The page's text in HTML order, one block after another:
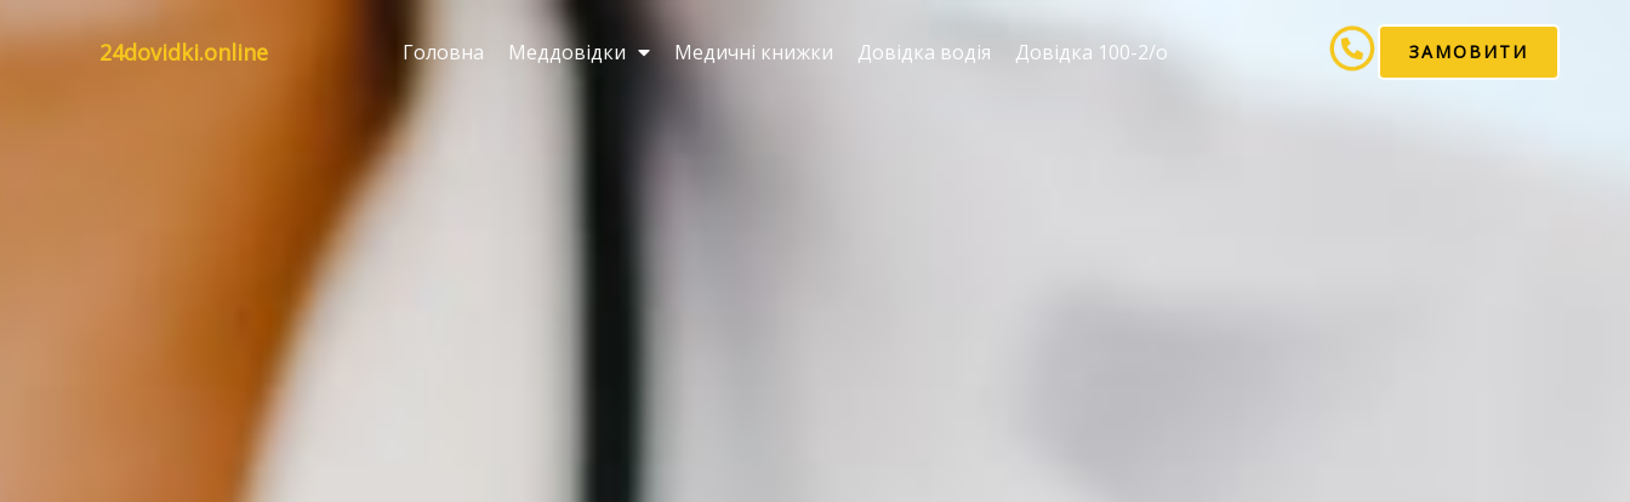
24dovidki.online Головна Меддовідки Медичні книжки Довідка водія Довідка 100-2/о ЗАМОВИТИ